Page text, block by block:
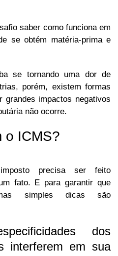
saber como funciona em
se obtém matéria-prima e
se tornando uma dor de
porém, existem formas
impactos negativos
não ocorre.
o ICMS?
precisa ser feito
fato. E para garantir que
simples dicas são
dos
interferem em sua